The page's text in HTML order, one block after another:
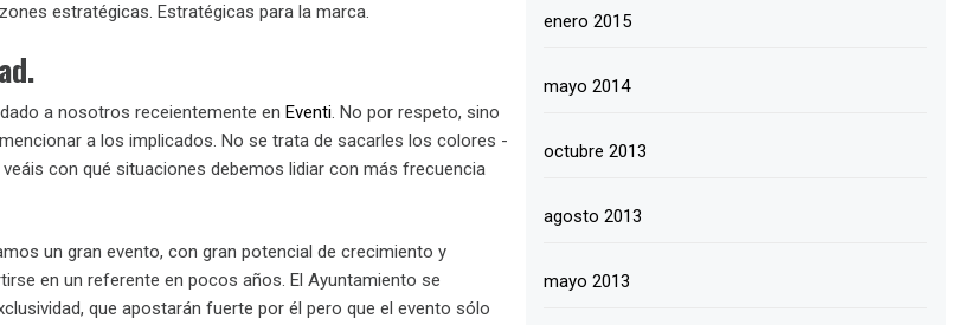
estratégicas. Estratégicas para la marca.
a nosotros receientemente en Eventi. No por respeto, sino
a los implicados. No se trata de sacarles los colores -
con qué situaciones debemos lidiar con más frecuencia
un gran evento, con gran potencial de crecimiento y
en un referente en pocos años. El Ayuntamiento se
que apostarán fuerte por él pero que el evento sólo
enero 2015
mayo 2014
octubre 2013
agosto 2013
mayo 2013